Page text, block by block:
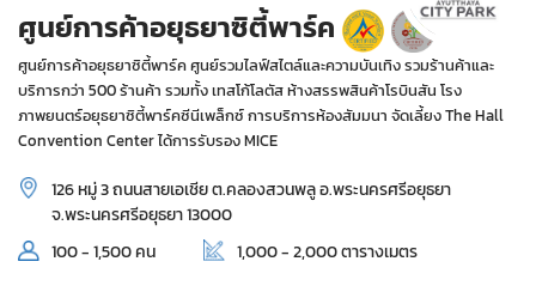
ศูนย์การค้าอยุธยาซิตี้พาร์ค
ศูนย์การค้าอยุธยาซิตี้พาร์ค ศูนย์รวมไลฟ์สไตล์และความบันเทิง รวมร้านค้าและ
บริการกว่า 500 ร้านค้า รวมทั้ง เทสโก้โลตัส ห้างสรรพสินค้าโรบินสัน โรง
ภาพยนตร์อยุธยาซิตี้พาร์คซีนีเพล็กซ์ การบริการห้องสัมมนา จัดเลี้ยง The Hall
Convention Center ได้การรับรอง MICE
126 หมู่ 3 ถนนสายเอเชีย ต.คลองสวนพลู อ.พระนครศรีอยุธยา
จ.พระนครศรีอยุธยา 13000
100 - 1,500 คน
1,000 - 2,000 ตารางเมตร